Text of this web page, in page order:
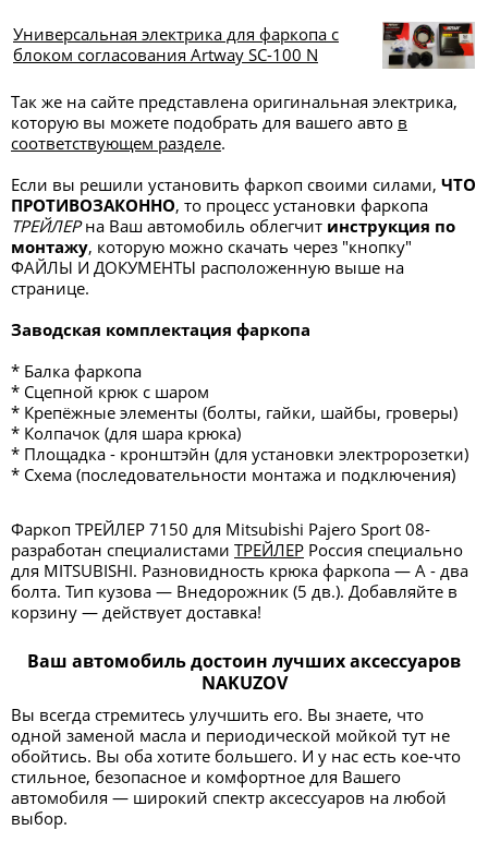
Универсальная электрика для фаркопа с
блоком согласования Artway SC-100 N
Так же на сайте представлена оригинальная электрика,
которую вы можете подобрать для вашего авто в
соответствующем разделе.
Если вы решили установить фаркоп своими силами, ЧТО
ПРОТИВОЗАКОННО, то процесс установки фаркопа
ТРЕЙЛЕРна Ваш автомобиль облегчит инструкция по
монтажу, которую можно скачать через "кнопку"
ФАЙЛЫ И ДОКУМЕНТЫ расположенную выше на
странице.
Заводская комплектация фаркопа
* Балка фаркопа
* Сцепной крюк с шаром
* Крепёжные элементы (болты, гайки, шайбы, гроверы)
* Колпачок (для шара крюка)
* Площадка - кронштэйн (для установки электророзетки)
* Схема (последовательности монтажа и подключения)
Фаркоп ТРЕЙЛЕР 7150 для Mitsubishi Pajero Sport 08-
разработан специалистами ТРЕЙЛЕР Россия специально
для MITSUBISHI. Разновидность крюка фаркопа — А - два
болта. Тип кузова — Внедорожник (5 дв.). Добавляйте в
корзину — действует доставка!
Ваш автомобиль достоин лучших аксессуаров
NAKUZOV
Вы всегда стремитесь улучшить его. Вы знаете, что
одной заменой масла и периодической мойкой тут не
обойтись. Вы оба хотите большего. И у нас есть кое-что
стильное, безопасное и комфортное для Вашего
автомобиля — широкий спектр аксессуаров на любой
выбор.